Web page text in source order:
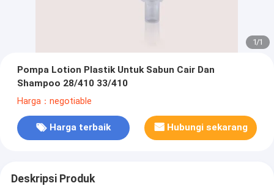
1/1
Pompa Lotion Plastik Untuk Sabun Cair Dan
Shampoo 28/410 33/410
Harga：negotiable
Harga terbaik Hubungi sekarang
Deskripsi Produk